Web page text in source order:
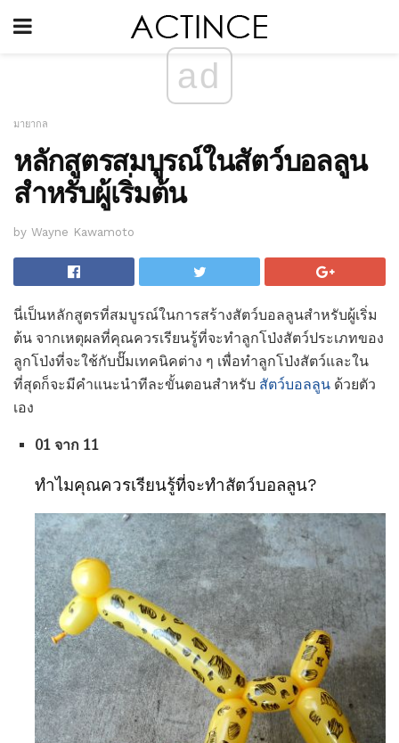
ad
มายากล
หลักสูตรสมบูรณ์ในสัตว์บอลลูน
สำหรับผู้เริ่มต้น
by Wayne Kawamoto
นี่เป็นหลักสูตรที่สมบูรณ์ในการสร้างสัตว์บอลลูนสำหรับผู้เริ่ม
ต้น จากเหตุผลที่คุณควรเรียนรู้ที่จะทำลูกโป่งสัตว์ประเภทของ
ลูกโป่งที่จะใช้กับปั๊มเทคนิคต่าง ๆ เพื่อทำลูกโป่งสัตว์และใน
ที่สุดก็จะมีคำแนะนำทีละขั้นตอนสำหรับ สัตว์บอลลูน ด้วยตัว
เอง
01 จาก 11
ทำไมคุณควรเรียนรู้ที่จะทำสัตว์บอลลูน?